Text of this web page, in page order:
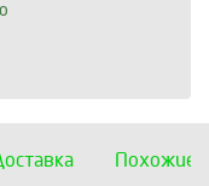
Похожие